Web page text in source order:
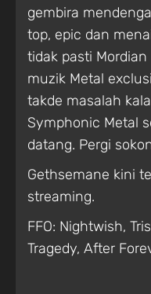
gembira
top, epic dan
tidak pasti
muzik Metal
takde masalah
Symphonic Metal
datang. Pergi
Gethsemane kini
streaming.
FFO: Nightwish,
Tragedy, After